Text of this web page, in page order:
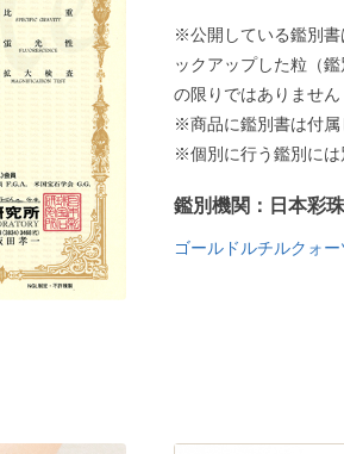
※公開している鑑別書
ックアップした粒（
の限りではありません
※商品に鑑別書は付属
※個別に行う鑑別には
鑑別機関：日本彩
ゴールドルチルクォ